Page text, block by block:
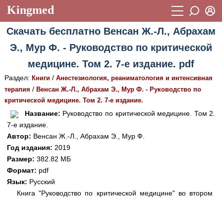
Kingmed
Учебный материал
Видеогалерея 899
Истории болезней 1268
Лекции и презентации 2474
Аккредитационные тесты
Методические рекомендации
Научно-популярное
Статьи
Восстановить пароль
Регистрация
Скачать бесплатно Венсан Ж.-Л., Абрахам
Э., Мур Ф. - Руководство по критической
медицине. Том 2. 7-е издание. pdf
Раздел: Книги/ Анестезиология, реаниматология и интенсивная
терапия / Венсан Ж.-Л., Абрахам Э., Мур Ф. - Руководство по
критической медицине. Том 2. 7-е издание.
Название: Руководство по критической медицине. Том 2.
7-е издание.
Автор: Венсан Ж.-Л., Абрахам Э., Мур Ф.
Год издания: 2019
Размер: 382.82 МБ
Формат: pdf
Язык: Русский
Книга "Руководство по критической медицине" во втором